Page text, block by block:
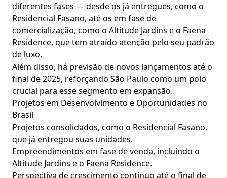
diferentes fases — desde os já entregues, como o
Residencial Fasano, até os em fase de
comercialização, como o Altitude Jardins e o Faena
Residence, que tem atraído atenção pelo seu padrão
de luxo.
Além disso, há previsão de novos lançamentos até o
final de 2025, reforçando São Paulo como um polo
crucial para esse segmento em expansão.
Projetos em Desenvolvimento e Oportunidades no
Brasil
Projetos consolidados, como o Residencial Fasano,
que já entregou suas unidades.
Empreendimentos em fase de venda, incluindo o
Altitude Jardins e o Faena Residence.
Perspectiva de crescimento contínuo até o final de